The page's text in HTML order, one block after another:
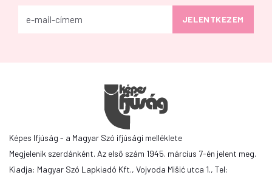
Képes Ifjúság - a Magyar Szó ifjúsági melléklete
Megjelenik szerdánként. Az első szám 1945. március 7-én jelent meg.
Kiadja: Magyar Szó Lapkiadó Kft., Vojvoda Mišić utca 1., Tel: